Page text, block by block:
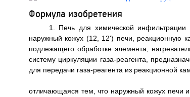
Формула изобретения
1. Печь для химической
наружный кожух (12, 12') печи, реакционную
подлежащего обработке элемента,
систему циркуляции газа-реагента,
для передачи газа-реагента из реакционной
отличающаяся тем, что наружный кожух печи